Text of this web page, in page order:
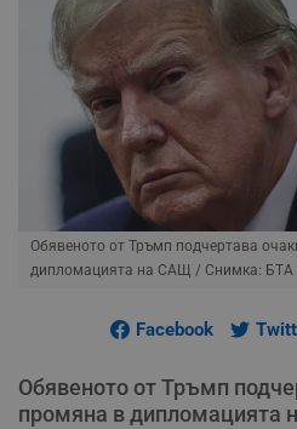
Обявеното от Тръмп подчертава
дипломацията на САЩ / Снимка: БТА
Facebook
Обявеното от Тръмп
промяна в дипломацията